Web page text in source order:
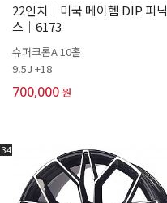
22인치│미국 메이헴 DIP 피닉
스│6173
슈퍼크롬A 10홀
9.5J +18
700,000 원
34